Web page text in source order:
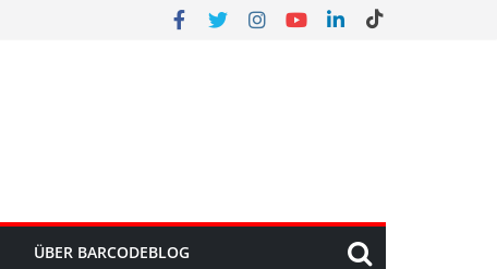
ÜBER BARCODEBLOG